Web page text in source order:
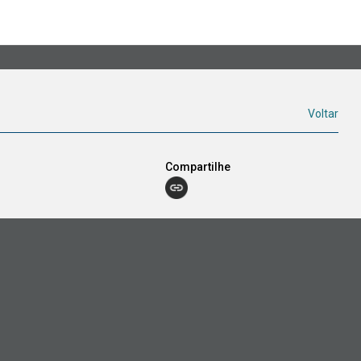
Voltar
Compartilhe